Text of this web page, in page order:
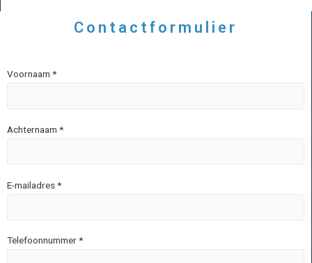
Contactformulier
Voornaam *
Achternaam *
E-mailadres *
Telefoonnummer *